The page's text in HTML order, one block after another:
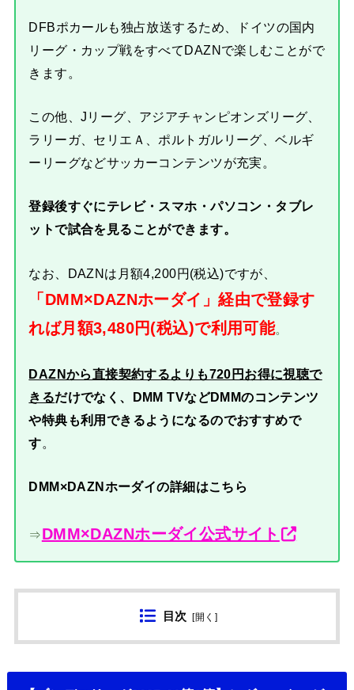
DFBポカールも独占放送するため、ドイツの国内
リーグ・カップ戦をすべてDAZNで楽しむことがで
きます。
この他、Jリーグ、アジアチャンピオンズリーグ、
ラリーガ、セリエＡ、ポルトガルリーグ、ベルギ
ーリーグなどサッカーコンテンツが充実。
登録後すぐにテレビ・スマホ・パソコン・タブレ
ットで試合を見ることができます。
なお、DAZNは月額4,200円(税込)ですが、
「DMM×DAZNホーダイ」経由で登録す
れば月額3,480円(税込)で利用可能。
DAZNから直接契約するよりも720円お得に視聴で
きるだけでなく、DMM TVなどDMMのコンテンツ
や特典も利用できるようになるのでおすすめで
す。
DMM×DAZNホーダイの詳細はこちら
⇒DMM×DAZNホーダイ公式サイト
目次 [開く ]